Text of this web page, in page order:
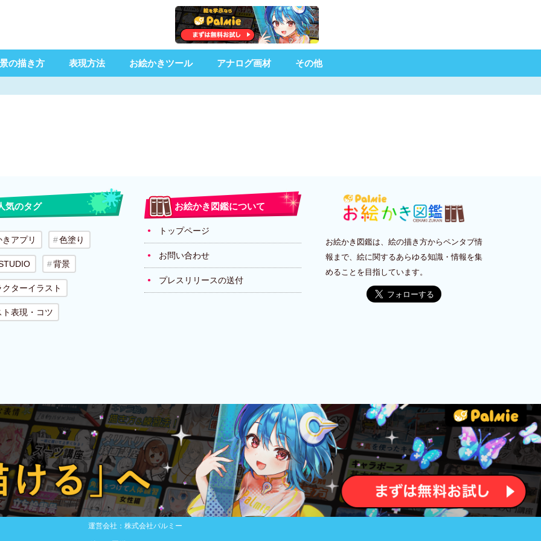
の描き方 表現方法 お絵かきツール アナログ画材 その他
気のタグ
アプリ 色塗り
背景
ターイラスト
ト表現・コツ
お絵かき図鑑について
トップページ
お問い合わせ
プレスリリースの送付
お絵かき図鑑は、絵の描き方からペンタブ情
報まで、絵に関するあらゆる知識・情報を集
めることを目指しています。
運営会社：株式会社パルミー